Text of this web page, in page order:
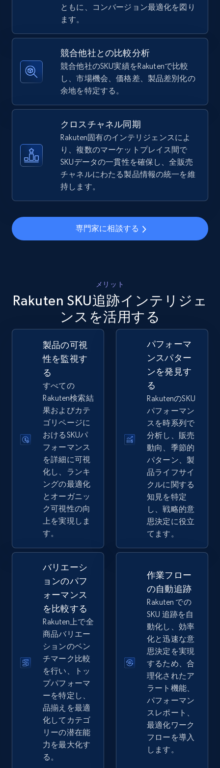
TikTok Shop - discover records by shop url
URL, Title, Available, Description, Currency, Initial
price, Final price, Discount percent, and more.
今すぐ始める
Amazon sellers info
Seller id, URL, Seller name, Description, Detailed
info, Stars, Feedbacks, Return policy, and more.
2.5K+ 378+ 今すぐ始める
URL, Product id, Title, Seller name, Seller rating,
Seller reviews, Breadcrumbs, Root category, and
more.
2.5K+ 359+ 今すぐ始める
eBay - Gather data on products using
specified keywords
URL, Product id, Title, Seller name, Seller rating,
Seller reviews, Breadcrumbs, Root category, and
more.
2.5K+ 359+
eBay - Collect products from shops on eBay
URL, Product id, Title, Seller name, Seller rating,
Seller reviews, Breadcrumbs, Root category, and
2.5K+ 359+
eBay - Collect records by category
URL, Product id, Title, Seller name, Seller rating,
Seller reviews, Breadcrumbs, Root category, and
2.5K+ 今すぐ始める
Google Shopping
URL, Product id, Title, Product description,
Rating, Reviews count, Images, Variations, and
ともに、コンバージョン最適化を図り
ます。
競合他社との比較分析
競合他社のSKU実績をRakutenで比較
し、市場機会、価格差、製品差別化の
余地を特定する。
クロスチャネル同期
Rakuten固有のインテリジェンスによ
り、複数のマーケットプレイス間で
SKUデータの一貫性を確保し、全販売
チャネルにわたる製品情報の統一を維
持します。
専門家に相談する
メリット
Rakuten SKU追跡インテリジェ
ンスを活用する
製品の可視
性を監視す
る
すべての
Rakuten検索結
果およびカテ
ゴリページに
おけるSKUパ
フォーマンス
を詳細に可視
化し、ランキ
ングの最適化
とオーガニッ
ク可視性の向
上を実現しま
す。
パフォーマ
ンスパター
ンを発見す
る
RakutenのSKU
パフォーマン
スを時系列で
分析し、販売
動向、季節的
パターン、製
品ライフサイ
クルに関する
知見を特定
し、戦略的意
思決定に役立
てます。
バリエーシ
ョンのパフ
ォーマンス
を比較する
Rakuten上で全
商品バリエー
ションのベン
チマーク比較
を行い、トッ
プパフォーマ
ーを特定し、
品揃えを最適
化してカテゴ
リーの潜在能
力を最大化す
る。
作業フロー
の自動追跡
Rakuten での
SKU 追跡を自
動化し、効率
化と迅速な意
思決定を実現
するため、合
理化されたア
ラート機能、
パフォーマン
スレポート、
最適化ワーク
フローを導入
します。